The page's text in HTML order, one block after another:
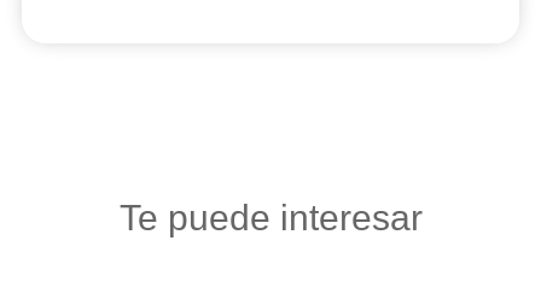
Te puede interesar